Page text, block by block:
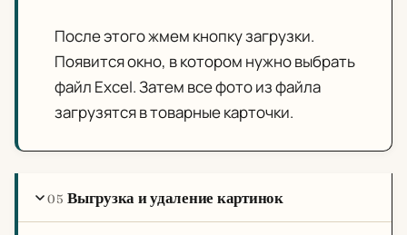
После этого жмем кнопку загрузки.
Появится окно, в котором нужно выбрать
файл Excel. Затем все фото из файла
загрузятся в товарные карточки.
05 Выгрузка и удаление картинок